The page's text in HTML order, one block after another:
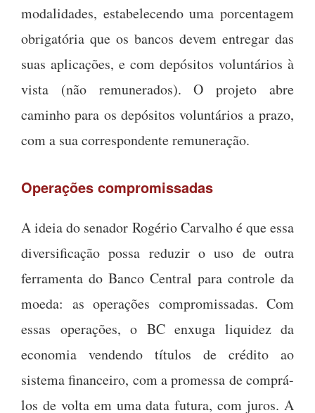
modalidades, estabelecendo uma porcentagem
obrigatória que os bancos devem entregar das
suas aplicações, e com depósitos voluntários à
vista (não remunerados). O projeto abre
caminho para os depósitos voluntários a prazo,
com a sua correspondente remuneração.
Operações compromissadas
A ideia do senador Rogério Carvalho é que essa
diversificação possa reduzir o uso de outra
ferramenta do Banco Central para controle da
moeda: as operações compromissadas. Com
essas operações, o BC enxuga liquidez da
economia vendendo títulos de crédito ao
sistema financeiro, com a promessa de comprá-
los de volta em uma data futura, com juros. A